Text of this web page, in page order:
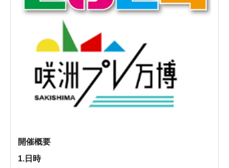
開催概要
1.日時